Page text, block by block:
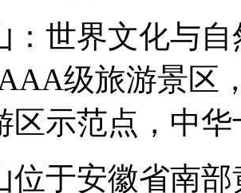
界文化与自
级旅游景区
区示范点，中
安徽省南部